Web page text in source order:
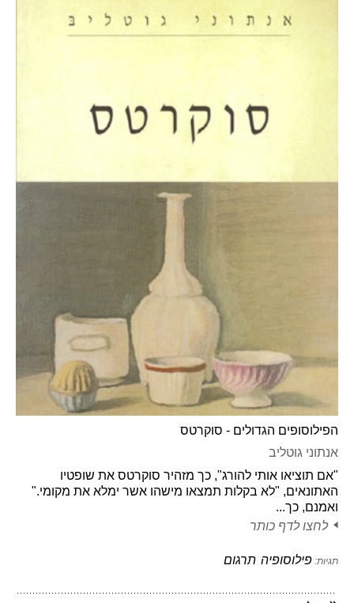
הפילוסופים הגדולים - סוקרטס
אנתוני גוטליב
"אם תוציאו אותי להורג", כך מזהיר סוקרטס את שופטיו
האתונאים, "לא בקלות תמצאו מישהו אשר ימלא את מקומי."
ואמנם, כך...
לחצו לדף כותר
תגיות: פילוסופיה תרגום